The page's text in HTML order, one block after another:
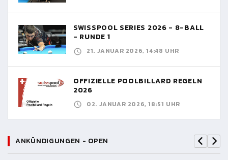
SWISSPOOL SERIES 2026 - 8-BALL
- RUNDE 1
21. JANUAR 2026, 14:48 UHR
OFFIZIELLE POOLBILLARD REGELN
2026
02. JANUAR 2026, 18:51 UHR
ANKÜNDIGUNGEN - OPEN